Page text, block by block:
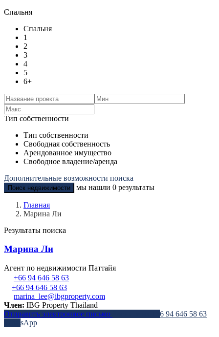
Спальня
Спальня
1
2
3
4
5
6+
Тип собственности
Тип собственности
Свободная собственность
Арендованное имущество
Свободное владение/аренда
Дополнительные возможности поиска
Поиск недвижимости мы нашли 0 результаты
Главная
Марина Ли
Результаты поиска
Марина Ли
Агент по недвижимости Паттайя
+66 94 646 58 63
+66 94 646 58 63
marina_lee@ibgproperty.com
Член: IBG Property Thailand
Отправить электронное письмо
+66 94 646 58 63
WhatsApp